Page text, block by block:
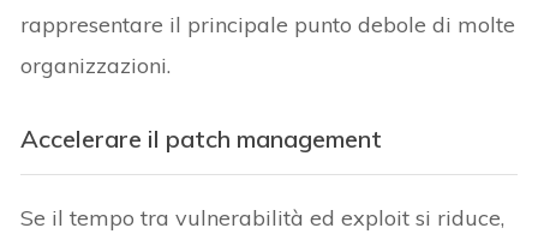
rappresentare il principale punto debole di molte
organizzazioni.
Accelerare il patch management
Se il tempo tra vulnerabilità ed exploit si riduce,